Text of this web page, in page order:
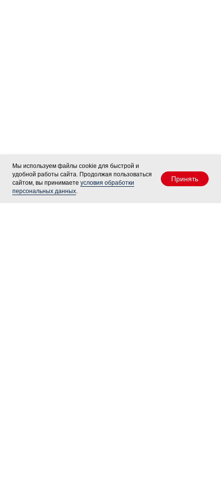
Мы используем файлы cookie для быстрой и
удобной работы сайта. Продолжая пользоваться
сайтом, вы принимаете условия обработки
персональных данных.
Принять